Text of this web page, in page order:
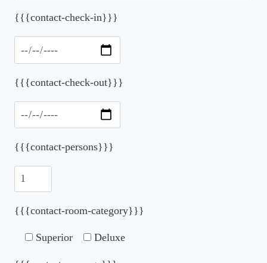
Please leave this field empty.
{{{contact-check-in}}}
{{{contact-check-out}}}
{{{contact-persons}}}
{{{contact-room-category}}}
Superior Deluxe